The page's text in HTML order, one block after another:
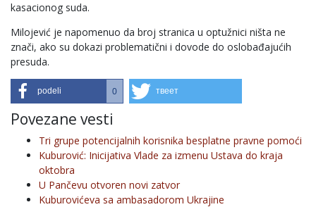
kasacionog suda.
Milojević je napomenuo da broj stranica u optužnici ništa ne
znači, ako su dokazi problematični i dovode do oslobađajućih
presuda.
podeli 0 твеет
Povezane vesti
Tri grupe potencijalnih korisnika besplatne pravne pomoći
Kuburović: Inicijativa Vlade za izmenu Ustava do kraja
oktobra
U Pančevu otvoren novi zatvor
Kuburovićeva sa ambasadorom Ukrajine